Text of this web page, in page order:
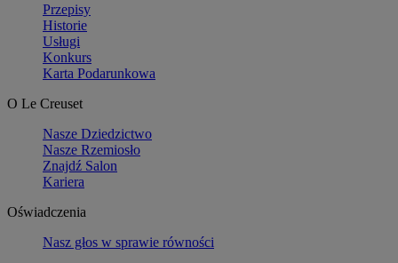
Przepisy
Historie
Usługi
Konkurs
Karta Podarunkowa
O Le Creuset
Nasze Dziedzictwo
Nasze Rzemiosło
Znajdź Salon
Kariera
Oświadczenia
Nasz głos w sprawie równości